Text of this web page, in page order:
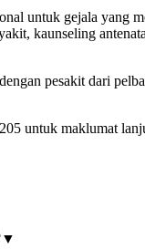
untuk gejala yang
kaunseling
pesakit dari
untuk maklumat
▼